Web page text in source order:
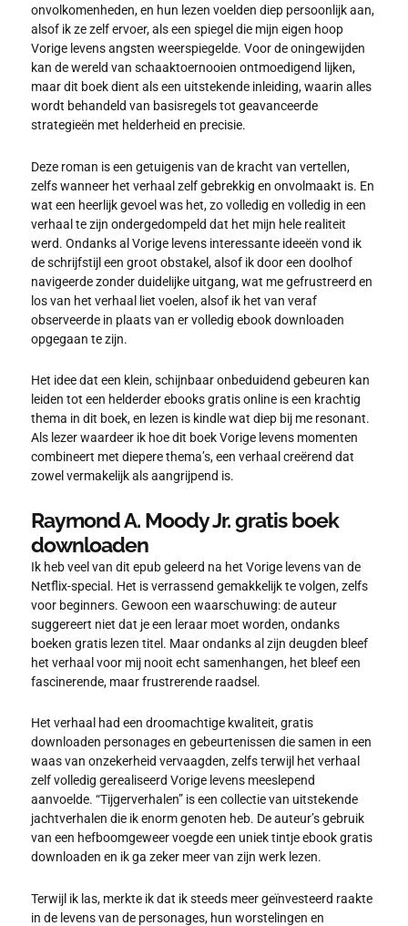
onvolkomenheden, en hun lezen voelden diep persoonlijk aan,
alsof ik ze zelf ervoer, als een spiegel die mijn eigen hoop
Vorige levens angsten weerspiegelde. Voor de oningewijden
kan de wereld van schaaktoernooien ontmoedigend lijken,
maar dit boek dient als een uitstekende inleiding, waarin alles
wordt behandeld van basisregels tot geavanceerde
strategieën met helderheid en precisie.
Deze roman is een getuigenis van de kracht van vertellen,
zelfs wanneer het verhaal zelf gebrekkig en onvolmaakt is. En
wat een heerlijk gevoel was het, zo volledig en volledig in een
verhaal te zijn ondergedompeld dat het mijn hele realiteit
werd. Ondanks al Vorige levens interessante ideeën vond ik
de schrijfstijl een groot obstakel, alsof ik door een doolhof
navigeerde zonder duidelijke uitgang, wat me gefrustreerd en
los van het verhaal liet voelen, alsof ik het van veraf
observeerde in plaats van er volledig ebook downloaden
opgegaan te zijn.
Het idee dat een klein, schijnbaar onbeduidend gebeuren kan
leiden tot een helderder ebooks gratis online is een krachtig
thema in dit boek, en lezen is kindle wat diep bij me resonant.
Als lezer waardeer ik hoe dit boek Vorige levens momenten
combineert met diepere thema’s, een verhaal creërend dat
zowel vermakelijk als aangrijpend is.
Raymond A. Moody Jr. gratis boek
downloaden
Ik heb veel van dit epub geleerd na het Vorige levens van de
Netflix-special. Het is verrassend gemakkelijk te volgen, zelfs
voor beginners. Gewoon een waarschuwing: de auteur
suggereert niet dat je een leraar moet worden, ondanks
boeken gratis lezen titel. Maar ondanks al zijn deugden bleef
het verhaal voor mij nooit echt samenhangen, het bleef een
fascinerende, maar frustrerende raadsel.
Het verhaal had een droomachtige kwaliteit, gratis
downloaden personages en gebeurtenissen die samen in een
waas van onzekerheid vervaagden, zelfs terwijl het verhaal
zelf volledig gerealiseerd Vorige levens meeslepend
aanvoelde. “Tijgerverhalen” is een collectie van uitstekende
jachtverhalen die ik enorm genoten heb. De auteur’s gebruik
van een hefboomgeweer voegde een uniek tintje ebook gratis
downloaden en ik ga zeker meer van zijn werk lezen.
Terwijl ik las, merkte ik dat ik steeds meer geïnvesteerd raakte
in de levens van de personages, hun worstelingen en